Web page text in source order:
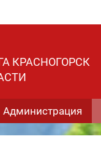
КРАСНОГОРСК
Администрация